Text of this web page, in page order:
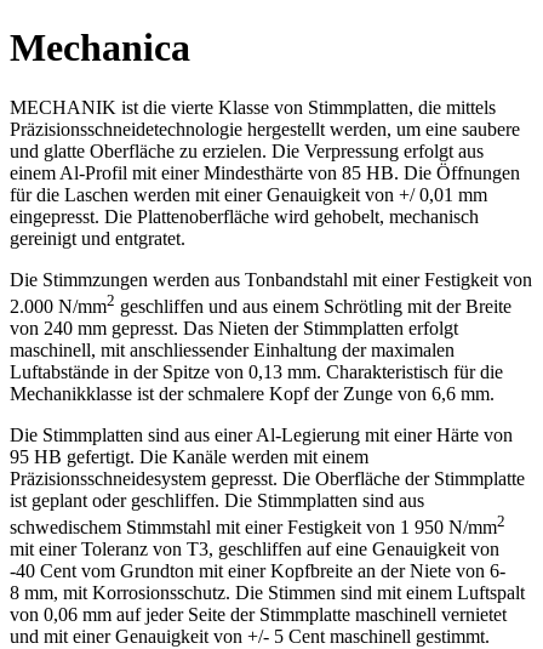
Mechanica
MECHANIK ist die vierte Klasse von Stimmplatten, die mittels
Präzisionsschneidetechnologie hergestellt werden, um eine saubere
und glatte Oberfläche zu erzielen. Die Verpressung erfolgt aus
einem Al-Profil mit einer Mindesthärte von 85 HB. Die Öffnungen
für die Laschen werden mit einer Genauigkeit von +/ 0,01 mm
eingepresst. Die Plattenoberfläche wird gehobelt, mechanisch
gereinigt und entgratet.
Die Stimmzungen werden aus Tonbandstahl mit einer Festigkeit von
2.000 N/mm2 geschliffen und aus einem Schrötling mit der Breite
von 240 mm gepresst. Das Nieten der Stimmplatten erfolgt
maschinell, mit anschliessender Einhaltung der maximalen
Luftabstände in der Spitze von 0,13 mm. Charakteristisch für die
Mechanikklasse ist der schmalere Kopf der Zunge von 6,6 mm.
Die Stimmplatten sind aus einer Al-Legierung mit einer Härte von
95 HB gefertigt. Die Kanäle werden mit einem
Präzisionsschneidesystem gepresst. Die Oberfläche der Stimmplatte
ist geplant oder geschliffen. Die Stimmplatten sind aus
schwedischem Stimmstahl mit einer Festigkeit von 1 950 N/mm2
mit einer Toleranz von T3, geschliffen auf eine Genauigkeit von
-40 Cent vom Grundton mit einer Kopfbreite an der Niete von 6-
8 mm, mit Korrosionsschutz. Die Stimmen sind mit einem Luftspalt
von 0,06 mm auf jeder Seite der Stimmplatte maschinell vernietet
und mit einer Genauigkeit von +/- 5 Cent maschinell gestimmt.